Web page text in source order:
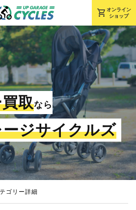
shopping_cart オンライン
ショップ
取なら
ジサイクルズ
ゴリー詳細